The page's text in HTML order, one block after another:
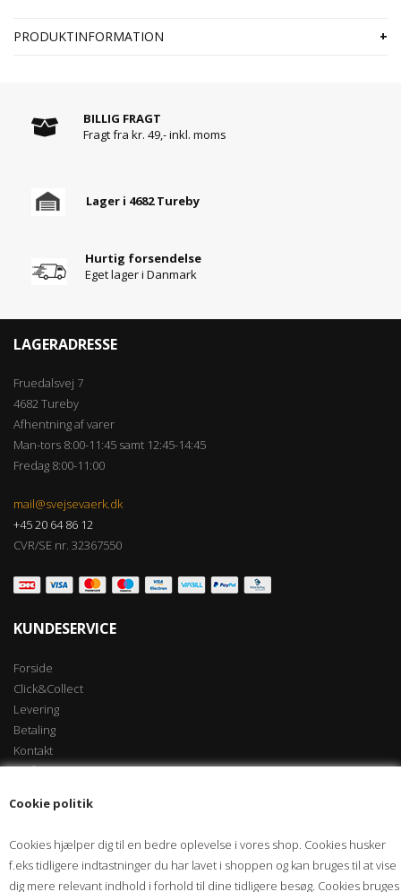
Cookie politik
Cookies hjælper dig til en bedre oplevelse i vores shop. Cookies husker
f.eks tidligere indtastninger du har lavet i shoppen og kan bruges til at vise
dig mere relevant indhold i forhold til dine tidligere besøg. Cookies bruges
PRODUKTINFORMATION
BILLIG FRAGT
Fragt fra kr. 49,- inkl. moms
Lager i 4682 Tureby
Hurtig forsendelse
Eget lager i Danmark
LAGERADRESSE
Fruedalsvej 7
4682 Tureby
Afhentning af varer
Man-tors 8:00-11:45 samt 12:45-14:45
Fredag 8:00-11:00
mail@svejsevaerk.dk
+45 20 64 86 12
CVR/SE nr. 32367550
KUNDESERVICE
Forside
Click&Collect
Levering
Betaling
Kontakt
Vilkår
Søgning
Kurv
Email